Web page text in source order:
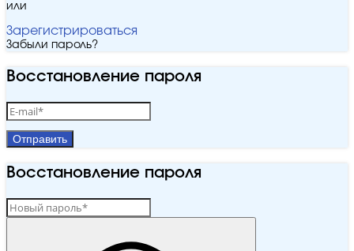
или
Зарегистрироваться
Забыли пароль?
Восстановление пароля
Отправить
Восстановление пароля